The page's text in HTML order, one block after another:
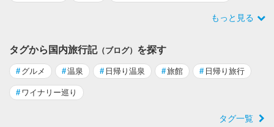
もっと見る
タグから国内旅行記（ブログ） を探す
# グルメ #温泉 # 日帰り温泉 #旅館 # 日帰り旅行
# ワイナリー巡り
タグ一覧